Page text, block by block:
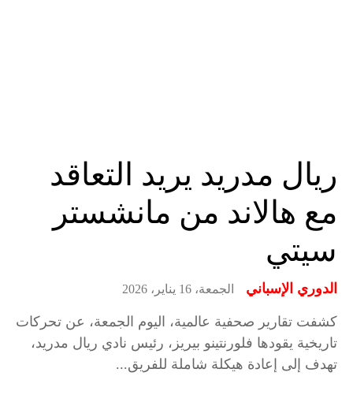
ريال مدريد يريد التعاقد
مع هالاند من مانشستر
سيتي
الدوري الإسباني الجمعة، 16 يناير، 2026
كشفت تقارير صحفية عالمية، اليوم الجمعة، عن تحركات
تاريخية يقودها فلورنتينو بيريز، رئيس نادي ريال مدريد،
تهدف إلى إعادة هيكلة شاملة للفريق...